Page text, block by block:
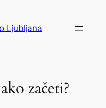
Ljubljana
začeti?